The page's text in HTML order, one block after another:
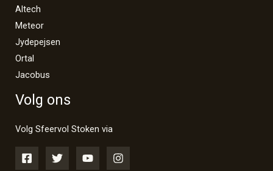
Altech
Meteor
Jydepejsen
Ortal
Jacobus
Volg ons
Volg Sfeervol Stoken via